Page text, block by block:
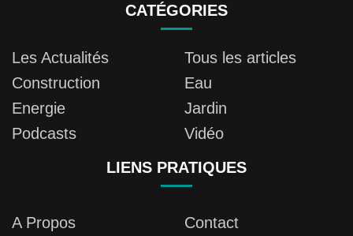
CATÉGORIES
Les Actualités
Tous les articles
Construction
Eau
Energie
Jardin
Podcasts
Vidéo
LIENS PRATIQUES
A Propos
Contact